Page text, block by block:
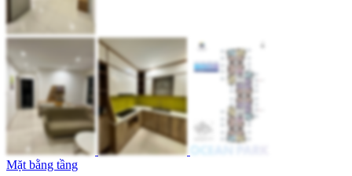
Mặt bằng tầng